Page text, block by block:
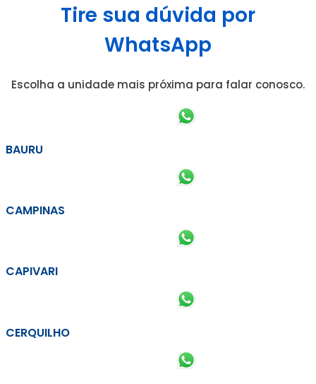
Tire sua dúvida por
WhatsApp
Escolha a unidade mais próxima para falar conosco.
BAURU
CAMPINAS
CAPIVARI
CERQUILHO